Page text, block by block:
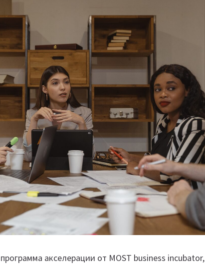
акселерации от MOST business incubator,